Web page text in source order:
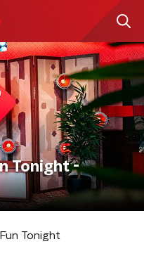
Tonight -
Tonight